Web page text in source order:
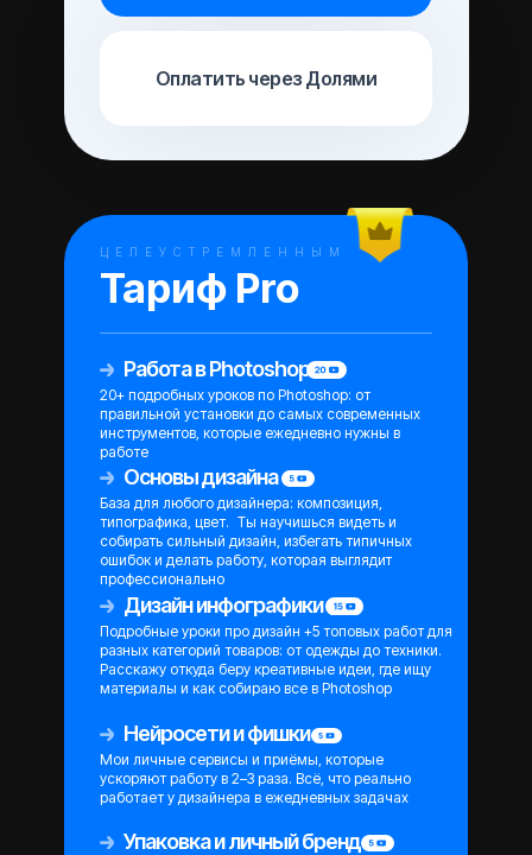
Оплатить через Долями
ЦЕЛЕУСТРЕМЛЕННЫМ
Тариф Pro
20+ подробных уроков по Photoshop: от
правильной установки до самых современных
инструментов, которые ежедневно нужны в
работе
Работа в Photoshop
База для любого дизайнера: композиция,
типографика, цвет. Ты научишься видеть и
собирать сильный дизайн, избегать типичных
ошибок и делать работу, которая выглядит
профессионально
Основы дизайна
Подробные уроки про дизайн +5 топовых работ для
разных категорий товаров: от одежды до техники.
Расскажу откуда беру креативные идеи, где ищу
материалы и как собираю все в Photoshop
Дизайн инфографики
Мои личные сервисы и приёмы, которые
ускоряют работу в 2–3 раза. Всё, что реально
работает у дизайнера в ежедневных задачах
Нейросети и фишки
Упаковка и личный бренд